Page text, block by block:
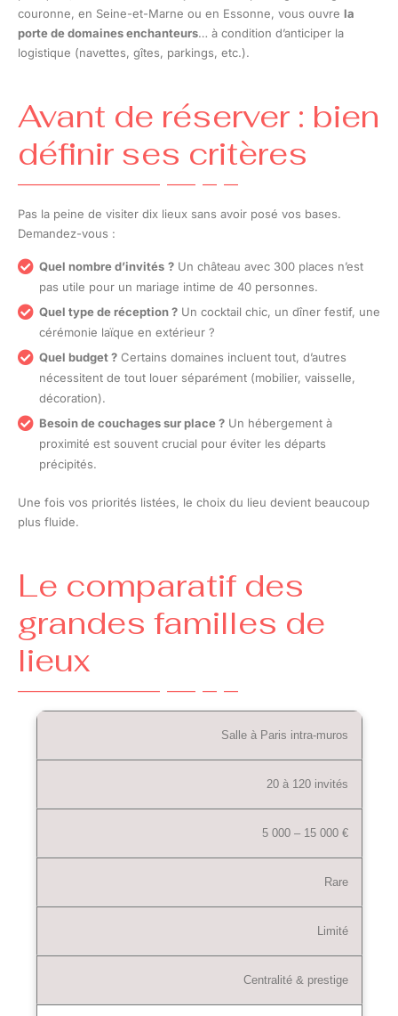
couronne, en Seine-et-Marne ou en Essonne, vous ouvre la
porte de domaines enchanteurs… à condition d’anticiper la
logistique (navettes, gîtes, parkings, etc.).
Avant de réserver : bien
définir ses critères
Pas la peine de visiter dix lieux sans avoir posé vos bases.
Demandez-vous :
Quel nombre d’invités ? Un château avec 300 places n’est
pas utile pour un mariage intime de 40 personnes.
Quel type de réception ? Un cocktail chic, un dîner festif, une
cérémonie laïque en extérieur ?
Quel budget ? Certains domaines incluent tout, d’autres
nécessitent de tout louer séparément (mobilier, vaisselle,
décoration).
Besoin de couchages sur place ? Un hébergement à
proximité est souvent crucial pour éviter les départs
précipités.
Une fois vos priorités listées, le choix du lieu devient beaucoup
plus fluide.
Le comparatif des
grandes familles de
lieux
Salle à Paris intra-muros
20 à 120 invités
5 000 – 15 000 €
Rare
Limité
Centralité & prestige